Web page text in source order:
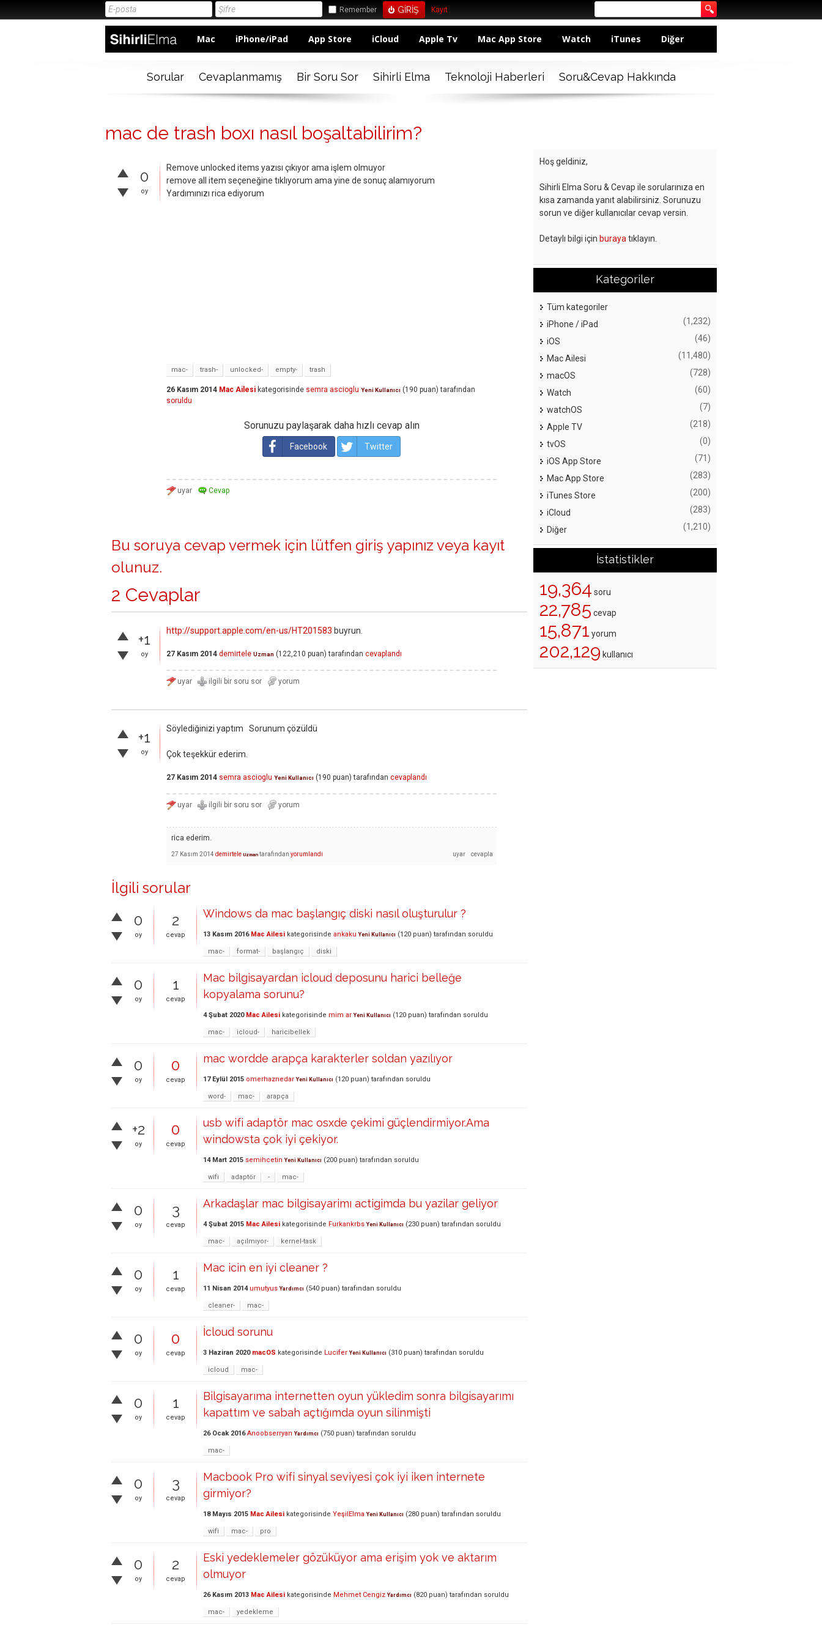
Remember Kayıt
Mac iPhone/iPad App Store iCloud Apple Tv Mac App Store Watch iTunes Diğer
Sorular Cevaplanmamış Bir Soru Sor Sihirli Elma Teknoloji Haberleri Soru&Cevap Hakkında
mac de trash boxı nasıl boşaltabilirim?
0
oy
Remove unlocked items yazısı çıkıyor ama işlem olmuyor
remove all item seçeneğine tıklıyorum ama yine de sonuç alamıyorum
Yardımınızı rica ediyorum
mac- trash- unlocked- empty- trash
26 Kasım 2014 Mac Ailesi kategorisinde semra ascioglu Yeni Kullanıcı (190 puan) tarafından
soruldu
Sorunuzu paylaşarak daha hızlı cevap alın
Facebook Twitter
Bu soruya cevap vermek için lütfen giriş yapınız veya kayıt
olunuz.
2 Cevaplar
+1
oy
http://support.apple.com/en-us/HT201583 buyrun.
27 Kasım 2014 demirtele Uzman (122,210 puan) tarafından cevaplandı
+1
oy
Söylediğinizi yaptım Sorunum çözüldü
Çok teşekkür ederim.
27 Kasım 2014 semra ascioglu Yeni Kullanıcı (190 puan) tarafından cevaplandı
rica ederim.
27 Kasım 2014 demirtele Uzman tarafından yorumlandı
İlgili sorular
0
oy
2
cevap
Windows da mac başlangıç diski nasıl oluşturulur ?
13 Kasım 2016 Mac Ailesi kategorisinde ankaku Yeni Kullanıcı (120 puan) tarafından soruldu
mac- format- başlangıç diski
0
oy
1
cevap
Mac bilgisayardan icloud deposunu harici belleğe
kopyalama sorunu?
4 Şubat 2020 Mac Ailesi kategorisinde mim ar Yeni Kullanıcı (120 puan) tarafından soruldu
mac- icloud- haricibellek
0
oy
0
cevap
mac wordde arapça karakterler soldan yazılıyor
17 Eylül 2015 omerhaznedar Yeni Kullanıcı (120 puan) tarafından soruldu
word- mac- arapça
+2
oy
0
cevap
usb wifi adaptör mac osxde çekimi güçlendirmiyor.Ama
windowsta çok iyi çekiyor.
14 Mart 2015 semihcetin Yeni Kullanıcı (200 puan) tarafından soruldu
wifi adaptör - mac-
0
oy
3
cevap
Arkadaşlar mac bilgisayarimı actigimda bu yazilar geliyor
4 Şubat 2015 Mac Ailesi kategorisinde Furkankrbs Yeni Kullanıcı (230 puan) tarafından soruldu
mac- açılmıyor- kernel-task
0
oy
1
cevap
Mac icin en iyi cleaner ?
11 Nisan 2014 umutyus Yardımcı (540 puan) tarafından soruldu
cleaner- mac-
0
oy
0
cevap
İcloud sorunu
3 Haziran 2020 macOS kategorisinde Lucifer Yeni Kullanıcı (310 puan) tarafından soruldu
icloud mac-
0
oy
1
cevap
Bilgisayarıma internetten oyun yükledim sonra bilgisayarımı
kapattım ve sabah açtığımda oyun silinmişti
26 Ocak 2016 Anoobserryan Yardımcı (750 puan) tarafından soruldu
mac-
0
oy
3
cevap
Macbook Pro wifi sinyal seviyesi çok iyi iken internete
girmiyor?
18 Mayıs 2015 Mac Ailesi kategorisinde YeşilElma Yeni Kullanıcı (280 puan) tarafından soruldu
wifi mac- pro
0
oy
2
cevap
Eski yedeklemeler gözüküyor ama erişim yok ve aktarım
olmuyor
26 Kasım 2013 Mac Ailesi kategorisinde Mehmet Cengiz Yardımcı (820 puan) tarafından soruldu
mac- yedekleme
Hoş geldiniz,
Sihirli Elma Soru & Cevap ile sorularınıza en
kısa zamanda yanıt alabilirsiniz. Sorunuzu
sorun ve diğer kullanıcılar cevap versin.
Detaylı bilgi için buraya tıklayın.
Kategoriler
Tüm kategoriler
iPhone / iPad
(1,232)
iOS (46)
Mac Ailesi (11,480)
macOS (728)
Watch (60)
watchOS (7)
Apple TV (218)
tvOS (0)
iOS App Store (71)
Mac App Store (283)
iTunes Store (200)
iCloud (283)
Diğer (1,210)
İstatistikler
19,364 soru
22,785 cevap
15,871 yorum
202,129 kullanıcı